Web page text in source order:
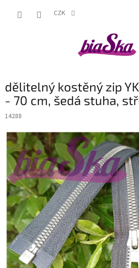
CZK
dělitelný kostěný zip
- 70 cm, šedá stuha,
14288